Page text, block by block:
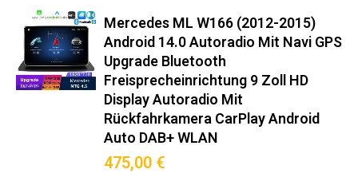
volle Systemkompatibilität.
Original-Steckverbinder nach ISO 10487-2
Integrierter CANBUS-Decoder für Bordcomputer-Anzeige
Mitgelieferter Montagerahmen in Wagenfarbe
Keine Modifikationen am Armaturenbrett nötig
Premium-Funktionen
Mercedes ML W166 (2012-2015)
Android 14.0 Autoradio Mit Navi GPS
Upgrade Bluetooth
Freisprecheinrichtung 9 Zoll HD
Display Autoradio Mit
Rückfahrkamera CarPlay Android
Auto DAB+ WLAN
475,00 €